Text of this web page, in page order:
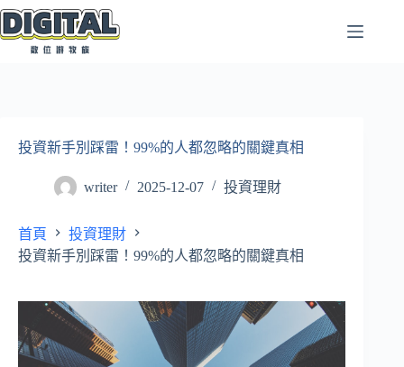
跳
至
投資新手別踩雷！99%的人都忽略的關鍵真相
writer 2025-12-07 投資理財
首頁
投資理財
投資新手別踩雷！99%的人都忽略的關鍵真相